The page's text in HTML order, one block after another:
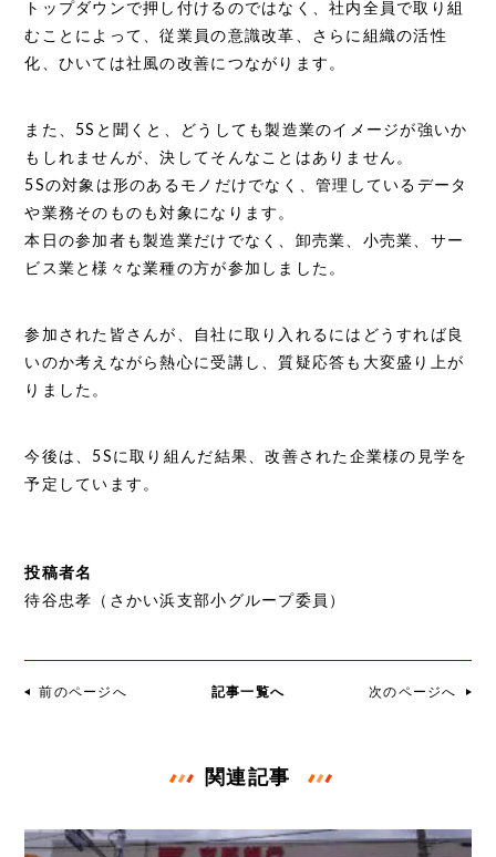
トップダウンで押し付けるのではなく、社内全員で取り組
むことによって、従業員の意識改革、さらに組織の活性
化、ひいては社風の改善につながります。
また、5Sと聞くと、どうしても製造業のイメージが強いか
もしれませんが、決してそんなことはありません。
5Sの対象は形のあるモノだけでなく、管理しているデータ
や業務そのものも対象になります。
本日の参加者も製造業だけでなく、卸売業、小売業、サー
ビス業と様々な業種の方が参加しました。
参加された皆さんが、自社に取り入れるにはどうすれば良
いのか考えながら熱心に受講し、質疑応答も大変盛り上が
りました。
今後は、5Sに取り組んだ結果、改善された企業様の見学を
予定しています。
投稿者名
待谷忠孝（さかい浜支部小グループ委員）
前のページへ 記事一覧へ 次のページへ
関連記事